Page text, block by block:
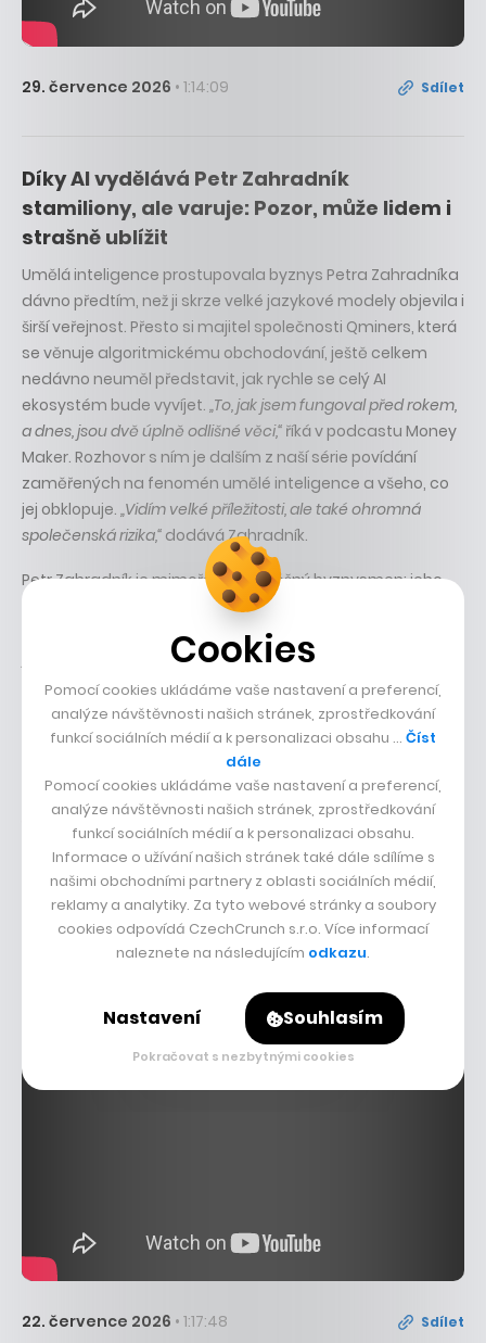
29. července 2026 • 1:14:09 Sdílet
Díky AI vydělává Petr Zahradník
stamiliony, ale varuje: Pozor, může lidem i
strašně ublížit
Umělá inteligence prostupovala byznys Petra Zahradníka
dávno předtím, než ji skrze velké jazykové modely objevila i
širší veřejnost. Přesto si majitel společnosti Qminers, která
se věnuje algoritmickému obchodování, ještě celkem
nedávno neuměl představit, jak rychle se celý AI
ekosystém bude vyvíjet. „To, jak jsem fungoval před rokem,
a dnes, jsou dvě úplně odlišné věci,“ říká v podcastu Money
Maker. Rozhovor s ním je dalším z naší série povídání
zaměřených na fenomén umělé inteligence a všeho, co
jej obklopuje. „Vidím velké příležitosti, ale také ohromná
společenská rizika,“ dodává Zahradník.
Petr Zahradník je mimořádně úspěšný byznysmen: jeho
firma Qminers každý rok vydělává několik set milionů
korun v čistém a vedle toho drží i menšinové podíly v dnes
již miliardových projektech Nano Energies, Delta Green,
Second Foundation nebo EquiLibre, které taktéž hodně
spoléhají na AI. Je také zakladatelem a hlavním
mecenášem neziskové organizace Matika Česku, která
se snaží zlepšit výuku matematiky na školách. Umělá
inteligence je tedy něco, nad čím hodně a často přemýšlí.
„Lidstvo si nakonec najde cestu, ale je možné, že nás předtím
čeká nějaký propad,“vysvětluje v podcastu.
V něm detailně popisuje, jak o nástupu umělé inteligence
uvažuje, čeho se bojí a jestli můžou počítače zničit
demokracii, zároveň poukazuje na roli a proměny
vzdělávání či na to, jak moc se díky AI zlepší zdraví lidí a
naše poznání toho, kterak funguje třeba lidské tělo.
22. července 2026 • 1:17:48 Sdílet
Cookies
Pomocí cookies ukládáme vaše nastavení a preferencí,
analýze návštěvnosti našich stránek, zprostředkování
funkcí sociálních médií a k personalizaci obsahu … Číst
dále
Pomocí cookies ukládáme vaše nastavení a preferencí,
analýze návštěvnosti našich stránek, zprostředkování
funkcí sociálních médií a k personalizaci obsahu.
Informace o užívání našich stránek také dále sdílíme s
našimi obchodními partnery z oblasti sociálních médií,
reklamy a analytiky. Za tyto webové stránky a soubory
cookies odpovídá CzechCrunch s.r.o. Více informací
naleznete na následujícím odkazu.
Nastavení Souhlasím
Pokračovat s nezbytnými cookies